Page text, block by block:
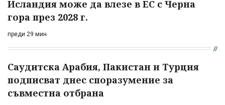
Исландия може да влезе в ЕС с Черна
гора през 2028 г.
преди 29 мин
Саудитска Арабия, Пакистан и Турция
подписват днес споразумение за
съвместна отбрана